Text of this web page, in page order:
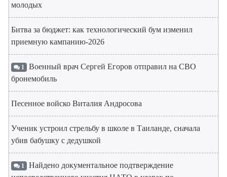
молодых
Битва за бюджет: как технологический бум изменил
приемную кампанию-2026
1 Военный врач Сергей Егоров отправил на СВО
бронемобиль
Песенное войско Виталия Андросова
Ученик устроил стрельбу в школе в Таиланде, сначала
убив бабушку с дедушкой
1 Найдено документальное подтверждение